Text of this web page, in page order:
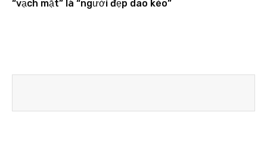
“vạch mặt” là “người đẹp dao kéo”